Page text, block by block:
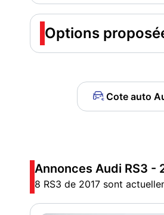
Options
Cote auto
Annonces Audi RS3 -
8 RS3 de 2017 sont